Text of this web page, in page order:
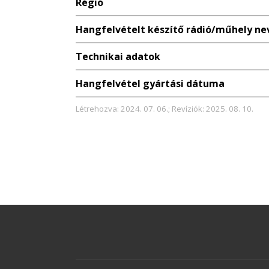
Hangfelvételt készítő rádió/műhely
Technikai adatok
Hangfelvétel gyártási dátuma
Létrehozva: 2024. 07. 06.; Revíziók: 2025. 08. 10.